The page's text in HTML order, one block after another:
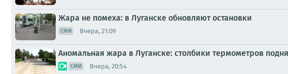
Жара не помеха: в Луганске обновляют остановки
СМИ Вчера, 21:09
Аномальная жара в Луганске: столбики термометров
СМИ Вчера, 20:54